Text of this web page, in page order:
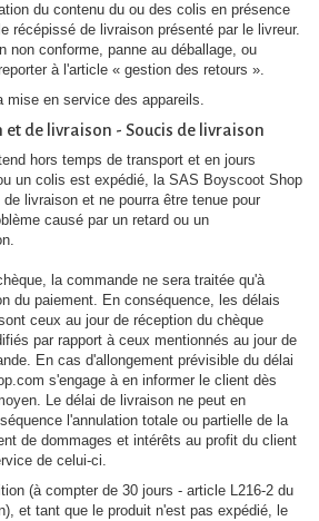
du contenu du ou des colis en présence
récépissé de livraison présenté par le livreur.
non conforme, panne au déballage, ou
à l'article « gestion des retours ».
mise en service des appareils.
de livraison - Soucis de livraison
hors temps de transport et en jours
un colis est expédié, la SAS Boyscoot Shop
livraison et ne pourra être tenue pour
causé par un retard ou un
la commande ne sera traitée qu'à
du paiement. En conséquence, les délais
ceux au jour de réception du chèque
par rapport à ceux mentionnés au jour de
En cas d'allongement prévisible du délai
s'engage à en informer le client dès
Le délai de livraison ne peut en
l'annulation totale ou partielle de la
de dommages et intérêts au profit du client
de celui-ci.
(à compter de 30 jours - article L216-2 du
), et tant que le produit n'est pas expédié, le